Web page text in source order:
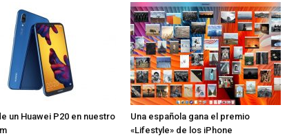
un Huawei P20 en nuestro
Una española gana el premio
«Lifestyle» de los iPhone